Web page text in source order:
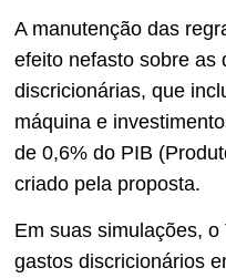
A manutenção das
efeito nefasto sobre as
discricionárias, que
máquina e
de 0,6% do PIB
criado pela proposta.
Em suas simulações,
gastos discricionários